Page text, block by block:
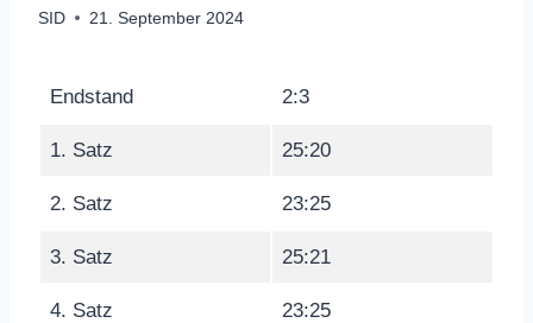
SID 21. September 2024
Endstand 2:3
1. Satz 25:20
2. Satz 23:25
3. Satz 25:21
4. Satz 23:25